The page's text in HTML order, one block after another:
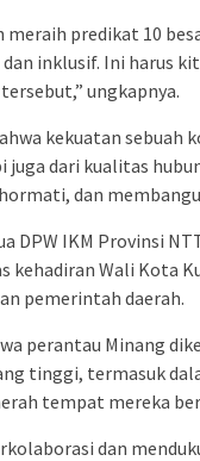
predikat 10
inklusif. Ini harus
ungkapnya.
kekuatan sebuah
dari kualitas
dan
DPW IKM Provinsi
kehadiran Wali Kota
pemerintah daerah.
perantau Minang
tinggi, termasuk
tempat mereka
dan